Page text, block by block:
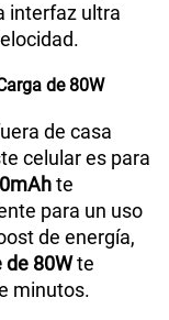
interfaz ultra
de 80W
de casa
celular es para
te
para un uso
de energía,
de 80Wte
minutos.